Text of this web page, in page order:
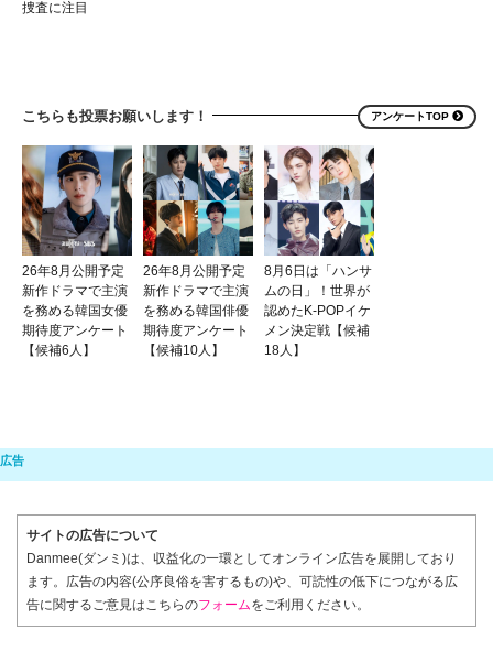
捜査に注目
こちらも投票お願いします！ アンケートTOP
26年8月公開予定
新作ドラマで主演
を務める韓国女優
期待度アンケート
【候補6人】
26年8月公開予定
新作ドラマで主演
を務める韓国俳優
期待度アンケート
【候補10人】
8月6日は「ハンサ
ムの日」！世界が
認めたK-POPイケ
メン決定戦【候補
18人】
サイトの広告について
Danmee(ダンミ)は、収益化の一環としてオンライン広告を展開しており
ます。広告の内容(公序良俗を害するもの)や、可読性の低下につながる広
告に関するご意見はこちらのフォームをご利用ください。